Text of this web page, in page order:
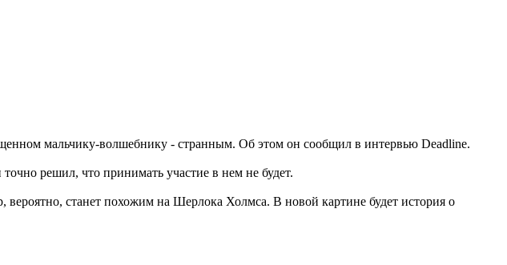
мальчику-волшебнику - странным. Об этом он сообщил в интервью Deadline.
решил, что принимать участие в нем не будет.
станет похожим на Шерлока Холмса. В новой картине будет история о